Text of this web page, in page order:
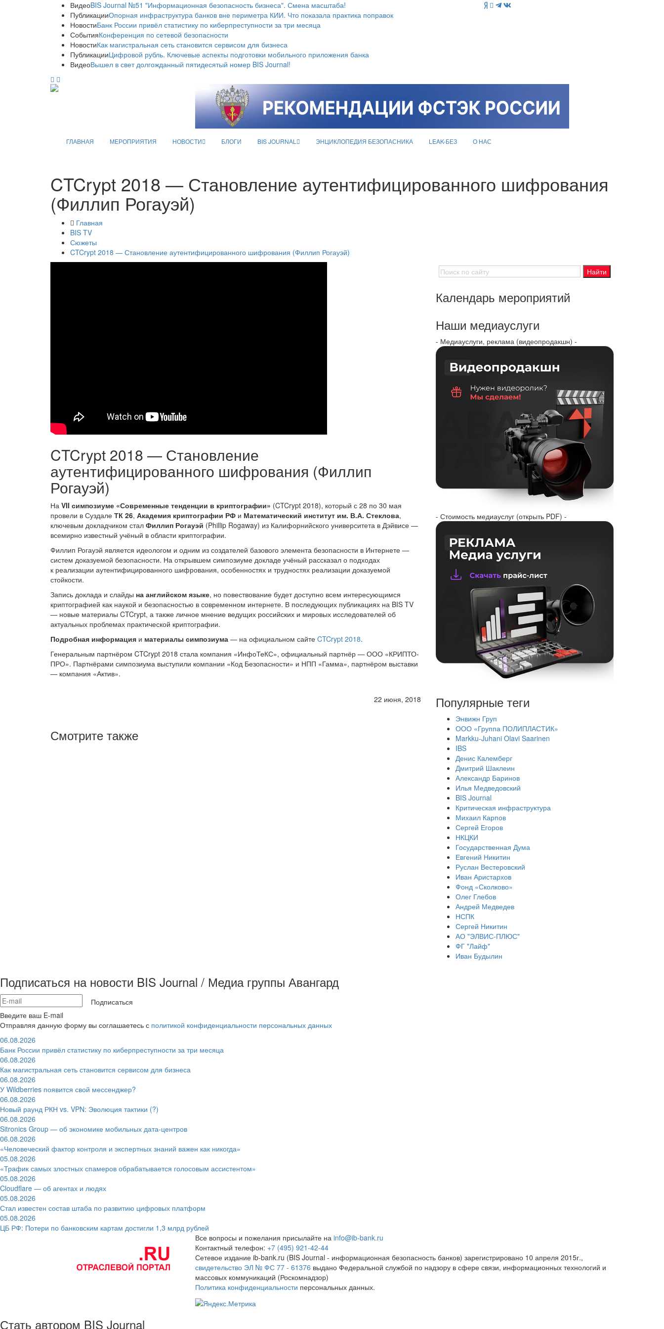
ВидеоBIS Journal №51 "Информационная безопасность бизнеса". Смена масштаба!
ПубликацииОпорная инфраструктура банков вне периметра КИИ. Что показала практика поправок
НовостиБанк России привёл статистику по киберпреступности за три месяца
СобытияКонференция по сетевой безопасности
НовостиКак магистральная сеть становится сервисом для бизнеса
ПубликацииЦифровой рубль. Ключевые аспекты подготовки мобильного приложения банка
ВидеоВышел в свет долгожданный пятидесятый номер BIS Journal!
ГЛАВНАЯ МЕРОПРИЯТИЯ НОВОСТИ БЛОГИ BIS JOURNAL ЭНЦИКЛОПЕДИЯ БЕЗОПАСНИКА LEAK-БЕЗ О НАС
CTCrypt 2018 — Становление аутентифицированного шифрования
(Филлип Рогауэй)
Главная
BIS TV
Сюжеты
CTCrypt 2018 — Становление аутентифицированного шифрования (Филлип Рогауэй)
CTCrypt 2018 — Становление
аутентифицированного шифрования (Филлип
Рогауэй)
На VII симпозиуме «Современные тенденции в криптографии» (CTCrypt 2018), который с 28 по 30 мая
провели в Суздале ТК 26, Академия криптографии РФ и Математический институт им. В.А. Стеклова,
ключевым докладчиком стал Филлип Рогауэй (Phillip Rogaway) из Калифорнийского университета в Дэйвисе —
всемирно известный учёный в области криптографии.
Филлип Рогауэй является идеологом и одним из создателей базового элемента безопасности в Интернете —
систем доказуемой безопасности. На открывшем симпозиуме докладе учёный рассказал о подходах
к реализации аутентифицированного шифрования, особенностях и трудностях реализации доказуемой
стойкости.
Запись доклада и слайды на английском языке, но повествование будет доступно всем интересующимся
криптографией как наукой и безопасностью в современном интернете. В последующих публикациях на BIS TV
— новые материалы CTCrypt, а также личное мнение ведущих российских и мировых исследователей об
актуальных проблемах практической криптографии.
Подробная информация и материалы симпозиума — на официальном сайте CTCrypt 2018.
Генеральным партнёром CTCrypt 2018 стала компания «ИнфоТеКС», официальный партнёр — ООО «КРИПТО-
ПРО». Партнёрами симпозиума выступили компании «Код Безопасности» и НПП «Гамма», партнёром выставки
— компания «Актив».
22 июня, 2018
Смотрите также
Календарь мероприятий
Наши медиауслуги
- Медиауслуги, реклама (видеопродакшн) -
- Стоимость медиауслуг (открыть PDF) -
Популярные теги
Энвижн Груп
ООО «Группа ПОЛИПЛАСТИК»
Markku-Juhani Olavi Saarinen
IBS
Денис Калемберг
Дмитрий Шаклеин
Александр Баринов
Илья Медведовский
BIS Journal
Критическая инфраструктура
Михаил Карпов
Сергей Егоров
НКЦКИ
Государственная Дума
Евгений Никитин
Руслан Вестеровский
Иван Аристархов
Фонд «Сколково»
Олег Глебов
Андрей Медведев
НСПК
Сергей Никитин
АО "ЭЛВИС-ПЛЮС"
ФГ "Лайф"
Иван Будылин
Подписаться на новости BIS Journal / Медиа группы Авангард
Подписаться
Введите ваш E-mail
Отправляя данную форму вы соглашаетесь с политикой конфиденциальности персональных данных
06.08.2026
Банк России привёл статистику по киберпреступности за три месяца
06.08.2026
Как магистральная сеть становится сервисом для бизнеса
06.08.2026
У Wildberries появится свой мессенджер?
06.08.2026
Новый раунд РКН vs. VPN: Эволюция тактики (?)
06.08.2026
Sitronics Group — об экономике мобильных дата-центров
06.08.2026
«Человеческий фактор контроля и экспертных знаний важен как никогда»
05.08.2026
«Трафик самых злостных спамеров обрабатывается голосовым ассистентом»
05.08.2026
Cloudflare — об агентах и людях
05.08.2026
Стал известен состав штаба по развитию цифровых платформ
05.08.2026
ЦБ РФ: Потери по банковским картам достигли 1,3 млрд рублей
Все вопросы и пожелания присылайте на info@ib-bank.ru
Контактный телефон: +7 (495) 921-42-44
Сетевое издание ib-bank.ru (BIS Journal - информационная безопасность банков) зарегистрировано 10 апреля 2015г.,
свидетельство ЭЛ № ФС 77 - 61376 выдано Федеральной службой по надзору в сфере связи, информационных технологий и
массовых коммуникаций (Роскомнадзор)
Политика конфиденциальности персональных данных.
Стать автором BIS Journal